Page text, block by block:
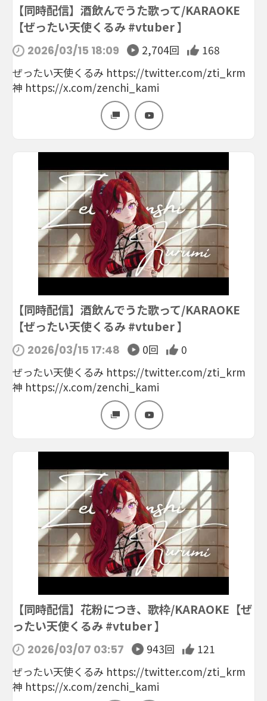
【同時配信】酒飲んでうた歌って/KARAOKE
【ぜったい天使くるみ #vtuber 】
2026/03/15 18:09 2,704回
168
ぜったい天使くるみ https://twitter.com/zti_krm
神 https://x.com/zenchi_kami
【同時配信】酒飲んでうた歌って/KARAOKE
【ぜったい天使くるみ #vtuber 】
2026/03/15 17:48 0回
0
ぜったい天使くるみ https://twitter.com/zti_krm
神 https://x.com/zenchi_kami
【同時配信】花粉につき、歌枠/KARAOKE【ぜ
ったい天使くるみ #vtuber 】
2026/03/07 03:57 943回
121
ぜったい天使くるみ https://twitter.com/zti_krm
神 https://x.com/zenchi_kami